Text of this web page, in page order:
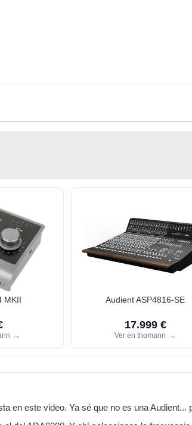
MKII
→
Audient ASP4816-SE
17.999 €
Ver en thomann →
en este video. Ya sé que no es una Audient...